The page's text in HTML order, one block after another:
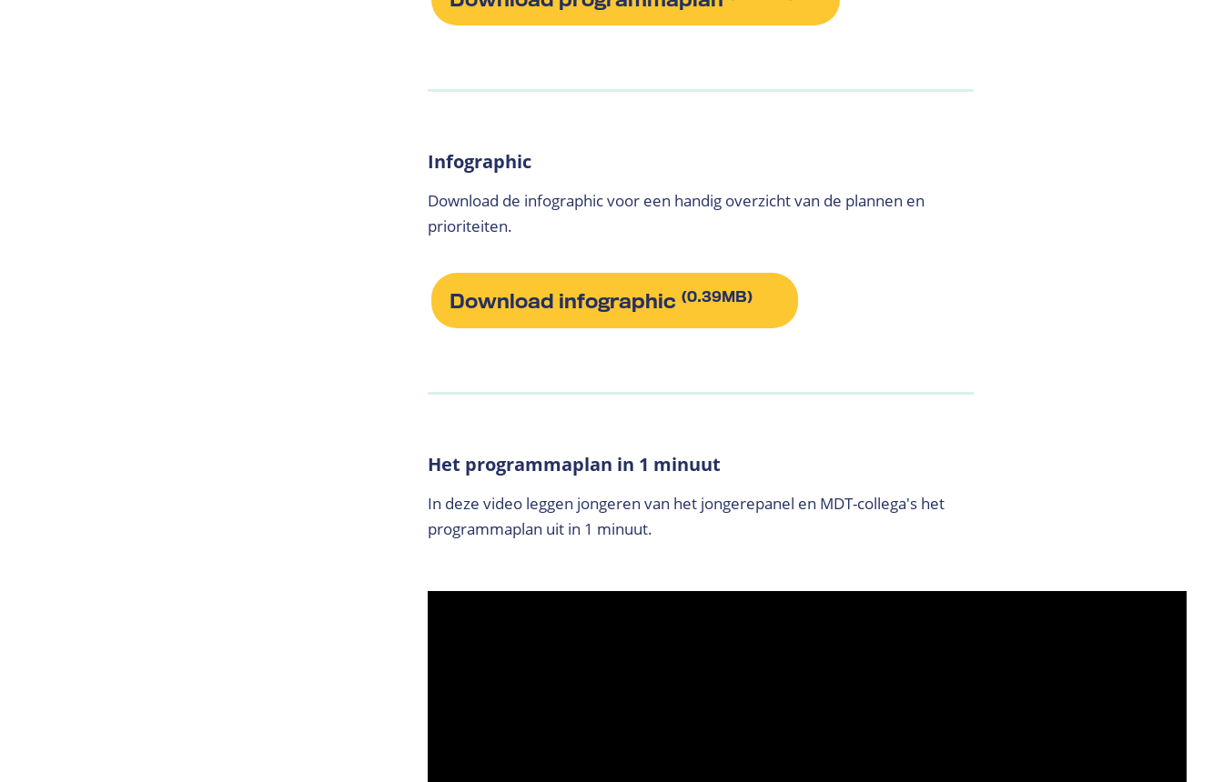
Infographic
Download de infographic voor een handig overzicht van de plannen en
prioriteiten.
Download infographic (0.39MB)
Het programmaplan in 1 minuut
In deze video leggen jongeren van het jongerepanel en MDT-collega's het
programmaplan uit in 1 minuut.